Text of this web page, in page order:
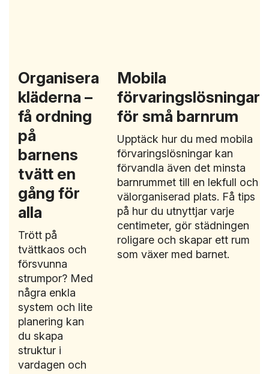
Organisera
kläderna –
få ordning
på
barnens
tvätt en
gång för
alla
Trött på
tvättkaos och
försvunna
strumpor? Med
några enkla
system och lite
planering kan
du skapa
struktur i
vardagen och
Mobila
förvaringslösningar
för små barnrum
Upptäck hur du med mobila
förvaringslösningar kan
förvandla även det minsta
barnrummet till en lekfull och
välorganiserad plats. Få tips
på hur du utnyttjar varje
centimeter, gör städningen
roligare och skapar ett rum
som växer med barnet.